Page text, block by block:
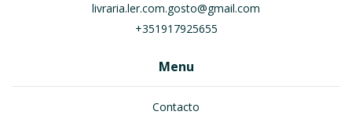
livraria.ler.com.gosto@gmail.com
+351917925655
Menu
Contacto